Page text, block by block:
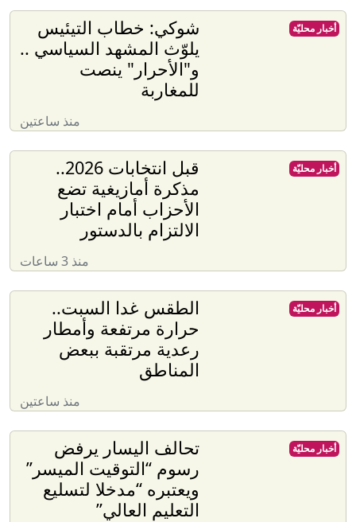
شوكي: خطاب التيئيس
يلوّث المشهد السياسي ..
و"الأحرار" ينصت
للمغاربة
منذ ساعتين
أخبار محليّة
قبل انتخابات 2026..
مذكرة أمازيغية تضع
الأحزاب أمام اختبار
الالتزام بالدستور
منذ 3 ساعات
أخبار محليّة
الطقس غدا السبت..
حرارة مرتفعة وأمطار
رعدية مرتقبة ببعض
المناطق
منذ ساعتين
أخبار محليّة
تحالف اليسار يرفض
رسوم “التوقيت الميسر”
ويعتبره “مدخلا لتسليع
التعليم العالي”
أخبار محليّة